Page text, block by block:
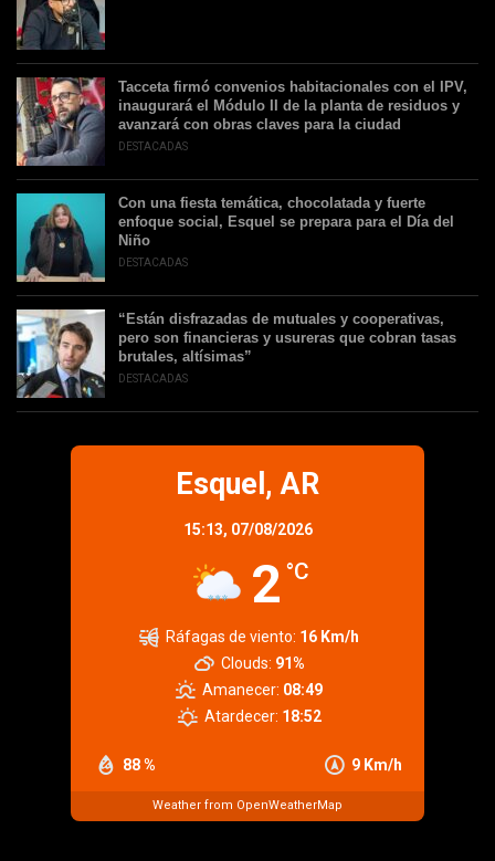
Tacceta firmó convenios habitacionales con el IPV,
inaugurará el Módulo II de la planta de residuos y
avanzará con obras claves para la ciudad
DESTACADAS
Con una fiesta temática, chocolatada y fuerte
enfoque social, Esquel se prepara para el Día del
Niño
DESTACADAS
“Están disfrazadas de mutuales y cooperativas,
pero son financieras y usureras que cobran tasas
brutales, altísimas”
DESTACADAS
Esquel, AR
15:13, 07/08/2026
2 °C
88 % 9 Km/h
Ráfagas de viento: 16 Km/h
Clouds: 91%
Amanecer: 08:49
Atardecer: 18:52
Weather from OpenWeatherMap